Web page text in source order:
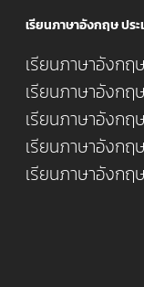
เรียนภาษาอังกฤษ ปร
เรียนภาษาอังกฤ
เรียนภาษาอังกฤ
เรียนภาษาอังกฤ
เรียนภาษาอังก
เรียนภาษาอังก